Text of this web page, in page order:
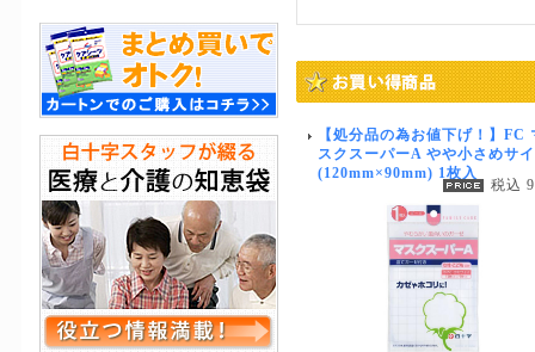
【処分品の為お値下げ！】FC
スクスーパーA やや小さめサ
(120mm×90mm) 1枚入
税込